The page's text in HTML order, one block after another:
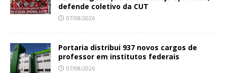
defende coletivo da CUT
07/08/2026
Portaria distribui 937 novos cargos de
professor em institutos federais
07/08/2026